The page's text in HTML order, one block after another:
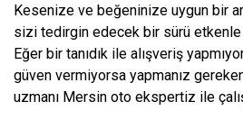
Kesenize ve beğeninize uygun bir
sizi tedirgin edecek bir sürü etkenle
Eğer bir tanıdık ile alışveriş
güven vermiyorsa yapmanız
uzmanı Mersin oto ekspertiz ile